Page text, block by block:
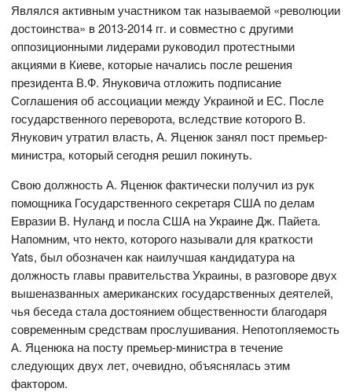
Являлся активным участником так называемой «революции
достоинства» в 2013-2014 гг. и совместно с другими
оппозиционными лидерами руководил протестными
акциями в Киеве, которые начались после решения
президента В.Ф. Януковича отложить подписание
Соглашения об ассоциации между Украиной и ЕС. После
государственного переворота, вследствие которого В.
Янукович утратил власть, А. Яценюк занял пост премьер-
министра, который сегодня решил покинуть.
Свою должность А. Яценюк фактически получил из рук
помощника Государственного секретаря США по делам
Евразии В. Нуланд и посла США на Украине Дж. Пайета.
Напомним, что некто, которого называли для краткости
Yats, был обозначен как наилучшая кандидатура на
должность главы правительства Украины, в разговоре двух
вышеназванных американских государственных деятелей,
чья беседа стала достоянием общественности благодаря
современным средствам прослушивания. Непотопляемость
А. Яценюка на посту премьер-министра в течение
следующих двух лет, очевидно, объяснялась этим
фактором.